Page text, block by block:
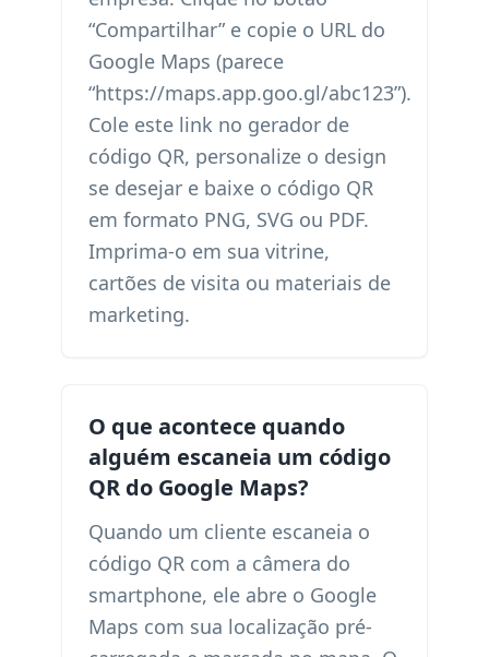
“Compartilhar” e copie o URL do
Google Maps (parece
“https://maps.app.goo.gl/abc123”).
Cole este link no gerador de
código QR, personalize o design
se desejar e baixe o código QR
em formato PNG, SVG ou PDF.
Imprima-o em sua vitrine,
cartões de visita ou materiais de
marketing.
O que acontece quando
alguém escaneia um código
QR do Google Maps?
Quando um cliente escaneia o
código QR com a câmera do
smartphone, ele abre o Google
Maps com sua localização pré-